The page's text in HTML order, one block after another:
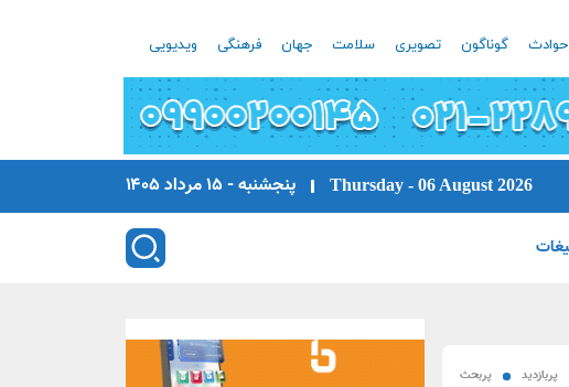
حوادث گوناگون تصویری سلامت جهان فرهنگی ویدیویی